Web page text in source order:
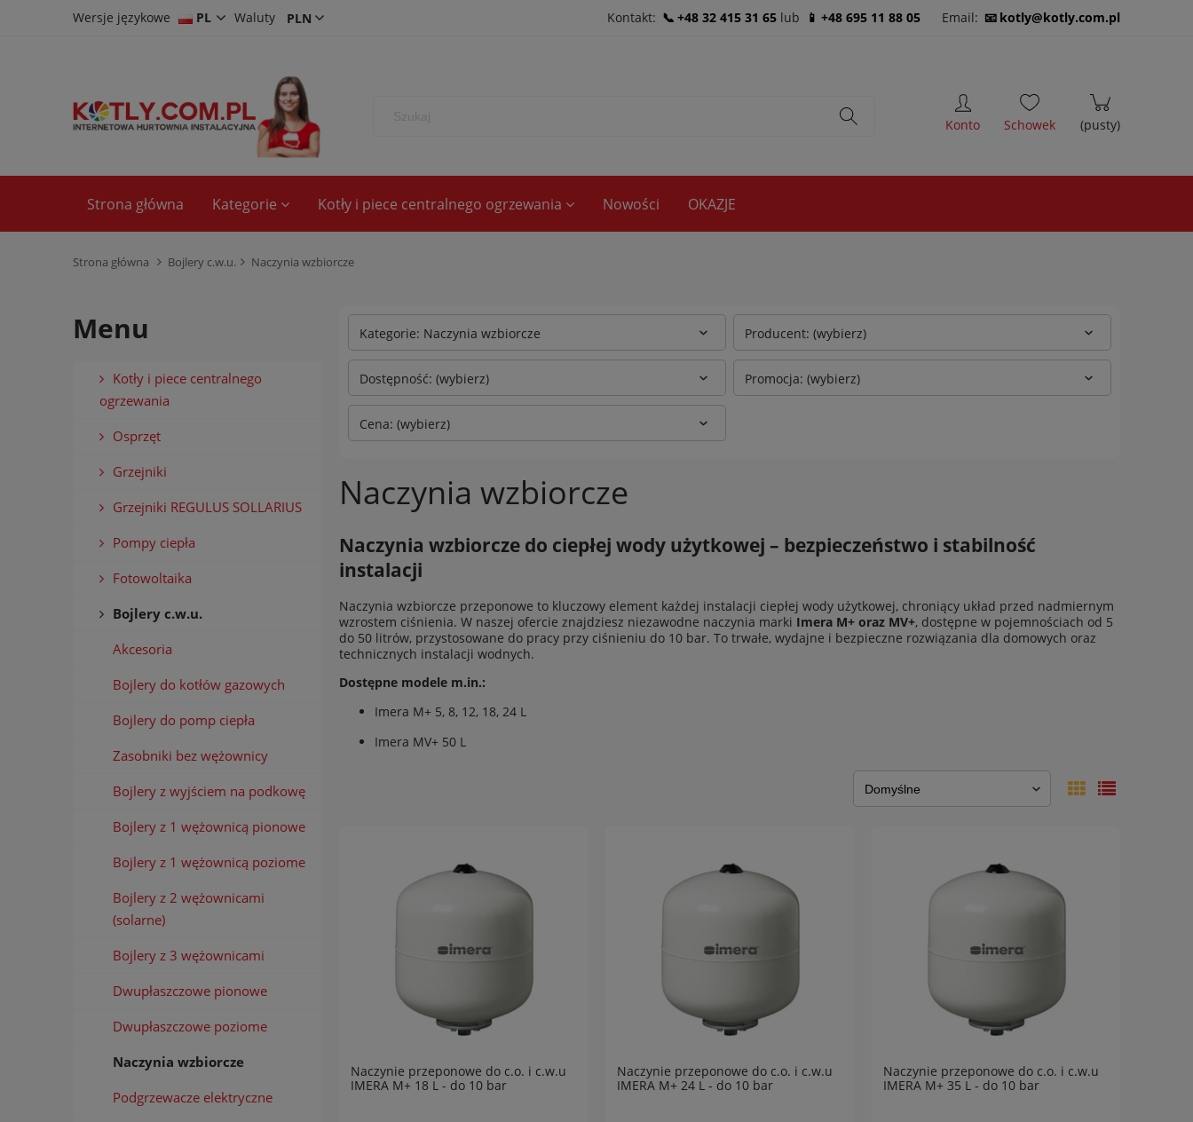
Wersje językowe
PL Waluty Kontakt: +48 32 415 31 65 lub +48 695 11 88 05 Email: kotly@kotly.com.pl
Strona główna Kategorie Kotły i piece centralnego ogrzewania Nowości OKAZJE
Strona główna Bojlery c.w.u. Naczynia wzbiorcze
Menu
Kotły i piece centralnego
ogrzewania
Osprzęt
Grzejniki
Grzejniki REGULUS SOLLARIUS
Pompy ciepła
Fotowoltaika
Bojlery c.w.u.
Akcesoria
Bojlery do kotłów gazowych
Bojlery do pomp ciepła
Zasobniki bez wężownicy
Bojlery z wyjściem na podkowę
Bojlery z 1 wężownicą pionowe
Bojlery z 1 wężownicą poziome
Bojlery z 2 wężownicami
(solarne)
Bojlery z 3 wężownicami
Dwupłaszczowe pionowe
Dwupłaszczowe poziome
Naczynia wzbiorcze
Podgrzewacze elektryczne
Kategorie: Naczynia wzbiorcze Producent: (wybierz)
Dostępność: (wybierz)
Cena: (wybierz)
Promocja: (wybierz)
Naczynia wzbiorcze
Naczynia wzbiorcze do ciepłej wody użytkowej – bezpieczeństwo i stabilność
instalacji
Naczynia wzbiorcze przeponowe to kluczowy element każdej instalacji ciepłej wody użytkowej, chroniący układ przed nadmiernym
wzrostem ciśnienia. W naszej ofercie znajdziesz niezawodne naczynia marki Imera M+ oraz MV+, dostępne w pojemnościach od 5
do 50 litrów, przystosowane do pracy przy ciśnieniu do 10 bar. To trwałe, wydajne i bezpieczne rozwiązania dla domowych oraz
technicznych instalacji wodnych.
Dostępne modele m.in.:
Imera M+ 5, 8, 12, 18, 24 L
Imera MV+ 50 L
Naczynie przeponowe do c.o. i c.w.u
IMERA M+ 18 L - do 10 bar
Naczynie przeponowe do c.o. i c.w.u
IMERA M+ 24 L - do 10 bar
Naczynie przeponowe do c.o. i c.w.u
IMERA M+ 35 L - do 10 bar